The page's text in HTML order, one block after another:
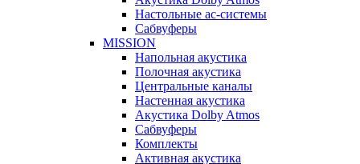
Настольные ас-системы
Сабвуферы
MISSION
Напольная акустика
Полочная акустика
Центральные каналы
Настенная акустика
Акустика Dolby Atmos
Сабвуферы
Комплекты
Активная акустика